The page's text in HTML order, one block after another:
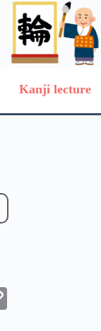
Kanji lecture